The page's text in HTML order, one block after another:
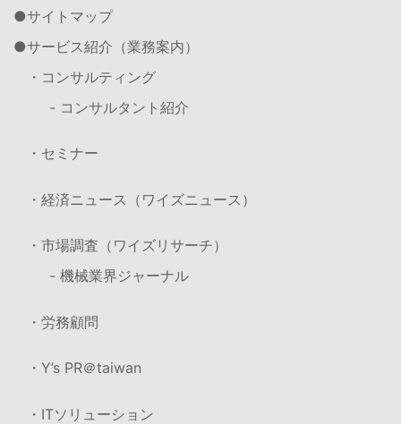
サイトマップ
サービス紹介（業務案内）
・コンサルティング
- コンサルタント紹介
・セミナー
・経済ニュース（ワイズニュース）
・市場調査（ワイズリサーチ）
- 機械業界ジャーナル
・労務顧問
・Y’s PR＠taiwan
・ITソリューション